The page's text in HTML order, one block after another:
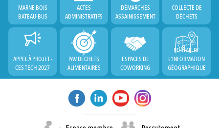
MARNE BOIS
BATEAU-BUS
ACTES
ADMINISTRATIFS
DÉMARCHES
ASSAINISSEMENT
COLLECTE DE
DÉCHETS
APPEL À PROJET -
CES TECH 2027
PAV DÉCHETS
ALIMENTAIRES
ESPACES DE
COWORKING
PORTAIL DE
L'INFORMATION
GÉOGRAPHIQUE